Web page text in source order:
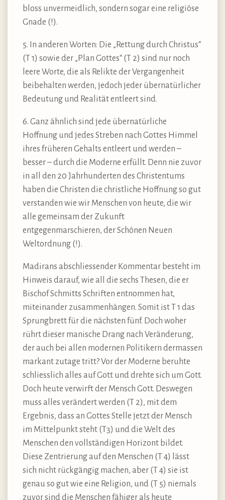
bloss unvermeidlich, sondern sogar eine religiöse
Gnade (!).
5. In anderen Worten: Die „Rettung durch Christus“
(T 1) sowie der „Plan Gottes“ (T 2) sind nur noch
leere Worte, die als Relikte der Vergangenheit
beibehalten werden, jedoch jeder übernatürlicher
Bedeutung und Realität entleert sind.
6. Ganz ähnlich sind jede übernatürliche
Hoffnung und jedes Streben nach Gottes Himmel
ihres früheren Gehalts entleert und werden –
besser – durch die Moderne erfüllt. Denn nie zuvor
in all den 20 Jahrhunderten des Christentums
haben die Christen die christliche Hoffnung so gut
verstanden wie wir Menschen von heute, die wir
alle gemeinsam der Zukunft
entgegenmarschieren, der Schönen Neuen
Weltordnung (!).
Madirans abschliessender Kommentar besteht im
Hinweis darauf, wie all die sechs Thesen, die er
Bischof Schmitts Schriften entnommen hat,
miteinander zusammenhängen. Somit ist T 1 das
Sprungbrett für die nächsten fünf. Doch woher
rührt dieser manische Drang nach Veränderung,
der auch bei allen modernen Politikern dermassen
markant zutage tritt? Vor der Moderne beruhte
schliesslich alles auf Gott und drehte sich um Gott.
Doch heute verwirft der Mensch Gott. Deswegen
muss alles verändert werden (T 2), mit dem
Ergebnis, dass an Gottes Stelle jetzt der Mensch
im Mittelpunkt steht (T3) und die Welt des
Menschen den vollständigen Horizont bildet.
Diese Zentrierung auf den Menschen (T 4) lässt
sich nicht rückgängig machen, aber (T 4) sie ist
genau so gut wie eine Religion, und (T 5) niemals
zuvor sind die Menschen fähiger als heute